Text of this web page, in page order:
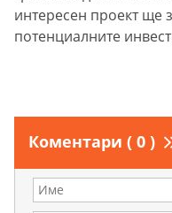
интересен проект ще
потенциалните
Коментари ( 0 )